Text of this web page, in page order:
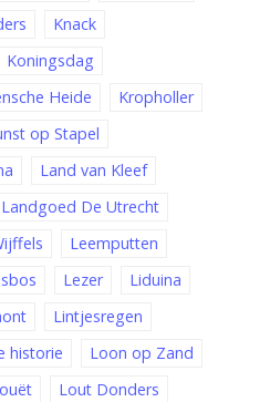
Knack
Koningsdag
Heide
Kropholler
op Stapel
Land van Kleef
Landgoed De Utrecht
Leemputten
Lezer
Liduina
Lintjesregen
historie
Loon op Zand
Lout Donders